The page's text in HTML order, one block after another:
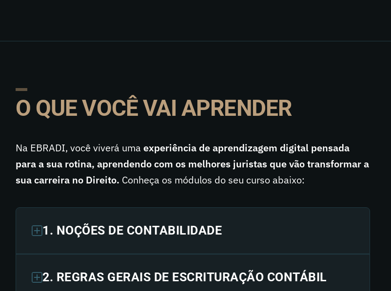
O QUE VOCÊ VAI APRENDER
Na EBRADI, você viverá uma experiência de aprendizagem digital pensada
para a sua rotina, aprendendo com os melhores juristas que vão transformar a
sua carreira no Direito. Conheça os módulos do seu curso abaixo:
1. NOÇÕES DE CONTABILIDADE
2. REGRAS GERAIS DE ESCRITURAÇÃO CONTÁBIL